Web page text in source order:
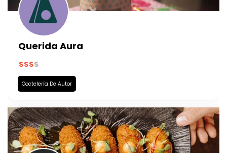
Querida Aura
Coctelería De Autor